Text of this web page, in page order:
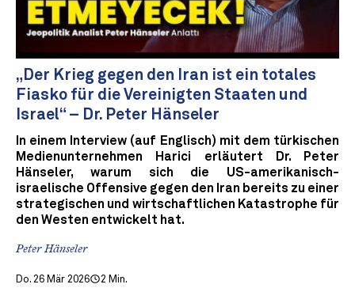
„Der Krieg gegen den Iran ist ein totales
Fiasko für die Vereinigten Staaten und
Israel“ – Dr. Peter Hänseler
In einem Interview (auf Englisch) mit dem türkischen
Medienunternehmen Harici erläutert Dr. Peter
Hänseler, warum sich die US-amerikanisch-
israelische Offensive gegen den Iran bereits zu einer
strategischen und wirtschaftlichen Katastrophe für
den Westen entwickelt hat.
Peter Hänseler
Do. 26 Mär 2026 2 Min.